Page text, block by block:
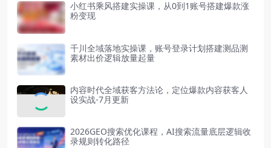
小红书乘风搭建实操课，从0到1账号搭建爆款涨
粉变现
千川全域落地实操课，账号登录计划搭建测品测
素材出价逻辑放量起量
内容时代全域获客方法论，定位爆款内容获客人
设实战-7月更新
2026GEO搜索优化课程，AI搜索流量底层逻辑收
录规则转化路径